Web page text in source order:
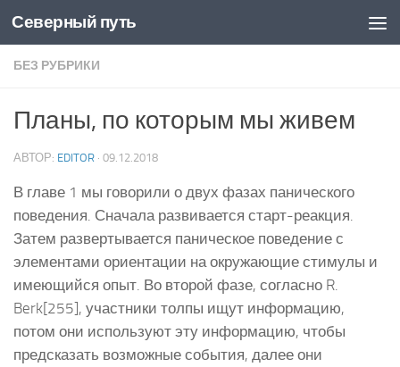
Skip to content
Северный путь
БЕЗ РУБРИКИ
Планы, по которым мы живем
АВТОР: EDITOR · 09.12.2018
В главе 1 мы говорили о двух фазах панического
поведения. Сначала развивается старт-реакция.
Затем развертывается паническое поведение с
элементами ориентации на окружающие стимулы и
имеющийся опыт. Во второй фазе, согласно R.
Berk[255], участники толпы ищут информацию,
потом они используют эту информацию, чтобы
предсказать возможные события, далее они